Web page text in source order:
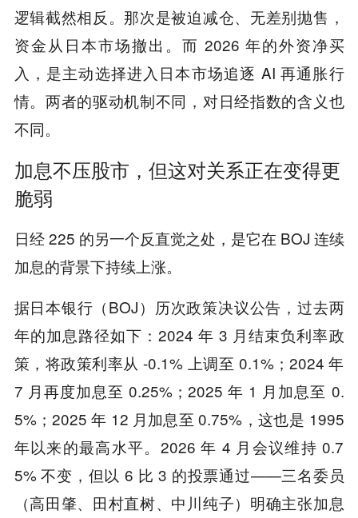
逻辑截然相反。那次是被迫减仓、无差别抛售，
资金从日本市场撤出。而 2026 年的外资净买
入，是主动选择进入日本市场追逐 AI 再通胀行
情。两者的驱动机制不同，对日经指数的含义也
不同。
加息不压股市，但这对关系正在变得更
脆弱
日经 225 的另一个反直觉之处，是它在 BOJ 连续
加息的背景下持续上涨。
据日本银行（BOJ）历次政策决议公告，过去两
年的加息路径如下：2024 年 3 月结束负利率政
策，将政策利率从 -0.1% 上调至 0.1%；2024 年
7 月再度加息至 0.25%；2025 年 1 月加息至 0.
5%；2025 年 12 月加息至 0.75%，这也是 1995
年以来的最高水平。2026 年 4 月会议维持 0.7
5% 不变，但以 6 比 3 的投票通过——三名委员
（高田肇、田村直树、中川纯子）明确主张加息